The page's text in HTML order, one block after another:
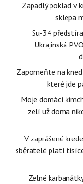
Zapadlý poklad v
sklepa
Su-34
Ukrajinská
Zapomeňte na
které jde
Moje domácí
zelí už doma
V zaprášené
sběratelé platí
Zelné